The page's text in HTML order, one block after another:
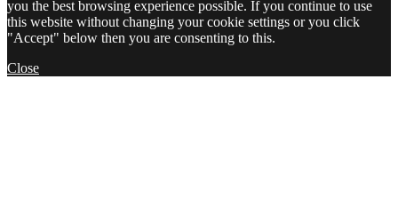
you the best browsing experience possible. If you continue to use
this website without changing your cookie settings or you click
"Accept" below then you are consenting to this.
Close